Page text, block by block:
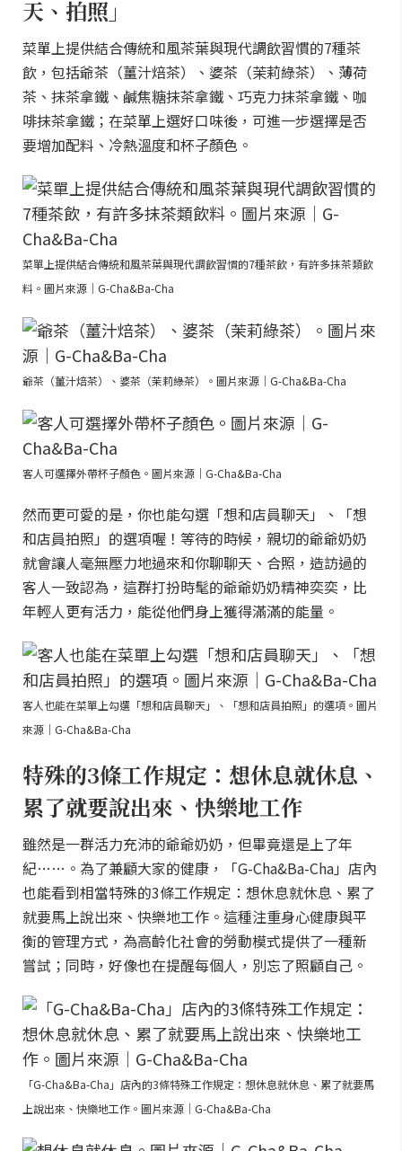
天、拍照」
菜單上提供結合傳統和風茶葉與現代調飲習慣的7種茶
飲，包括爺茶（薑汁焙茶）、婆茶（茉莉綠茶）、薄荷
茶、抹茶拿鐵、鹹焦糖抹茶拿鐵、巧克力抹茶拿鐵、咖
啡抹茶拿鐵；在菜單上選好口味後，可進一步選擇是否
要增加配料、冷熱溫度和杯子顏色。
菜單上提供結合傳統和風茶葉與現代調飲習慣的7種茶飲，有許多抹茶類飲
料。圖片來源｜G-Cha&Ba-Cha
爺茶（薑汁焙茶）、婆茶（茉莉綠茶）。圖片來源｜G-Cha&Ba-Cha
客人可選擇外帶杯子顏色。圖片來源｜G-Cha&Ba-Cha
然而更可愛的是，你也能勾選「想和店員聊天」、「想
和店員拍照」的選項喔！等待的時候，親切的爺爺奶奶
就會讓人毫無壓力地過來和你聊聊天、合照，造訪過的
客人一致認為，這群打扮時髦的爺爺奶奶精神奕奕，比
年輕人更有活力，能從他們身上獲得滿滿的能量。
客人也能在菜單上勾選「想和店員聊天」、「想和店員拍照」的選項。圖片
來源｜G-Cha&Ba-Cha
特殊的3條工作規定：想休息就休息、
累了就要說出來、快樂地工作
雖然是一群活力充沛的爺爺奶奶，但畢竟還是上了年
紀……。為了兼顧大家的健康，「G-Cha&Ba-Cha」店內
也能看到相當特殊的3條工作規定：想休息就休息、累了
就要馬上說出來、快樂地工作。這種注重身心健康與平
衡的管理方式，為高齡化社會的勞動模式提供了一種新
嘗試；同時，好像也在提醒每個人，別忘了照顧自己。
「G-Cha&Ba-Cha」店內的3條特殊工作規定：想休息就休息、累了就要馬
上說出來、快樂地工作。圖片來源｜G-Cha&Ba-Cha